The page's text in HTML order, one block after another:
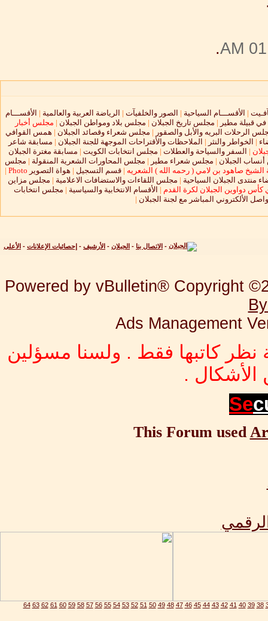
.
| الأقســـام السياحية | الصور والخلفيآت | الرياضة العربية والعالمية | الأقســـام
في قبيلة مطير | مجلس تاريخ الجبلان | مجلس بلاد ومواطن الجبلان | مجلس أخبار
الرحلات البريه والأبل والصقور | مجلس شعراء وقصائد الجبلان | همس القوافي
| الخواطر والنثر | الملاحظات والأقتراحات الموجهة للجنة الجبلان | مسابقة شاعر
| السفر والسياحة والعطلات | مجلس انتخابات الكويت | مسابقة مغترة الجبلان
الجبلان | مجلس شعراء مطير | مجلس المحاورات الشعرية المنقولة | مجلس
الشيخ صاهود بن لامي ( رحمه الله ) الشعريه | قسم التسجيل | هواة التصوير Photo
|
منتدى الجبلان السياحية | مجلس اللقاءات والاستضافات الاعلامية | مجلس مزاين
كأس دواوين الجبلان لكرة القدم | الأقسام الانتخابية والسياسية | مجلس انتخابات
الألكتروني المباشر مع لجنة الجبلان |
- الاتصال بنا - الجبلان - الأرشيف - إحصائيات الإعلانات - الأعلى
Powered by vBulletin® Copyright
Ads Management
نظر كاتبها فقط . ولسنا مسؤلين
.
Se
This Forum used
38
39
40
41
42
43
44
45
46
47
48
49
50
51
52
53
54
55
56
57
58
59
60
61
62
63
64